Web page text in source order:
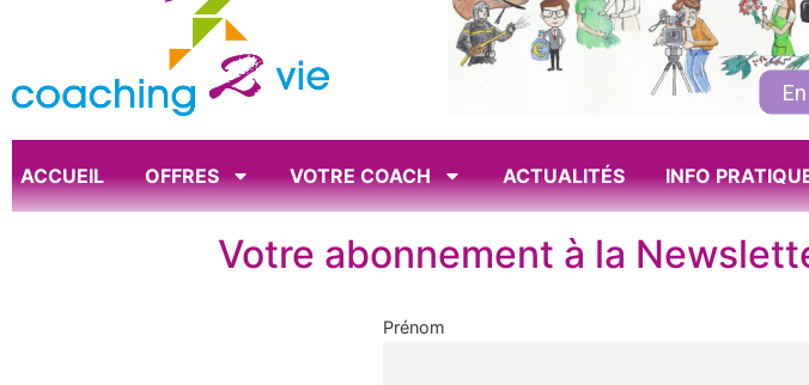
ACCUEIL OFFRES VOTRE COACH ACTUALITÉS INFO
Votre abonnement à la
Prénom